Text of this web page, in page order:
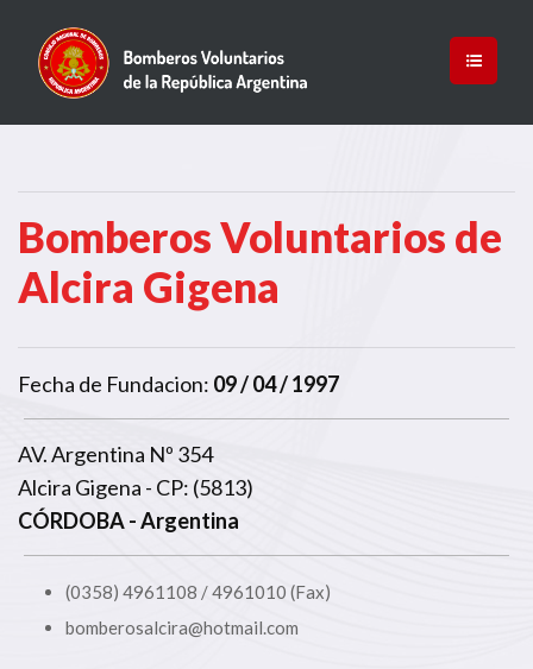
Bomberos Voluntarios de
Alcira Gigena
Fecha de Fundacion: 09 / 04 / 1997
AV. Argentina Nº 354
Alcira Gigena - CP: (5813)
CÓRDOBA- Argentina
(0358) 4961108 / 4961010 (Fax)
bomberosalcira@hotmail.com